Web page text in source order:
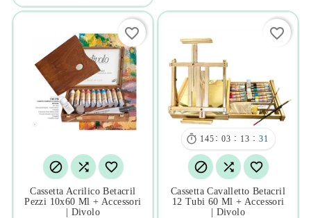
  
Cassetta Acrilico Betacril
Pezzi 10x60 Ml + Accessori
| Divolo
favorite_border
 145 : 03 : 13 : 30
  
Cassetta Cavalletto Betacril
12 Tubi 60 Ml + Accessori
| Divolo
favorite_border